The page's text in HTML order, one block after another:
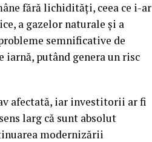
fără lichidităţi, ceea ce i-ar
a gazelor naturale şi a
semnificative de
putând genera un risc
afectată, iar investitorii ar fi
larg că sunt absolut
modernizării